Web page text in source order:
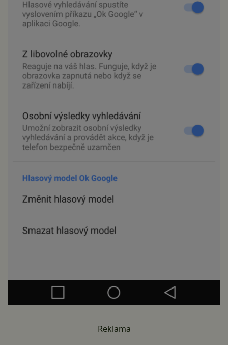
Reklama